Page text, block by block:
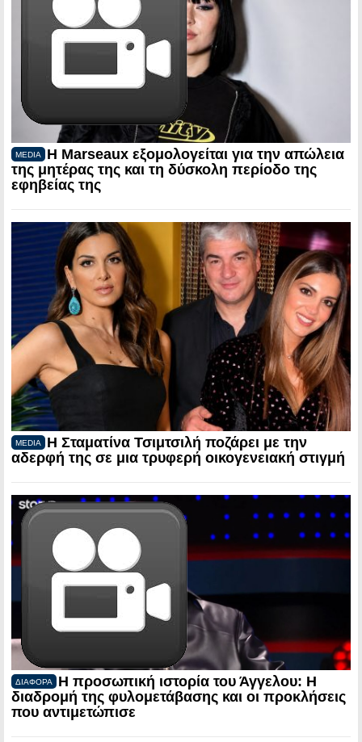
MEDIA
Η Marseaux εξομολογείται για την απώλεια
της μητέρας της και τη δύσκολη περίοδο της
εφηβείας της
MEDIA
Η Σταματίνα Τσιμτσιλή ποζάρει με την
αδερφή της σε μια τρυφερή οικογενειακή στιγμή
ΔΙΑΦΟΡΑ
Η προσωπική ιστορία του Άγγελου: Η
διαδρομή της φυλομετάβασης και οι προκλήσεις
που αντιμετώπισε